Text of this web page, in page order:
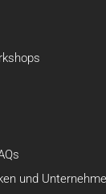
und